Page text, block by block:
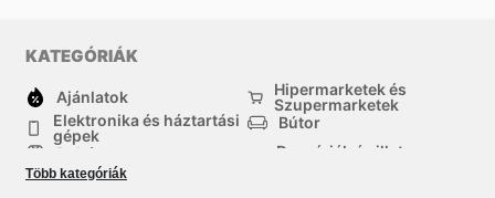
KATEGÓRIÁK
Ajánlatok
Hipermarketek és
Szupermarketek
Elektronika és háztartási
gépek
Bútor
Ruházat
Drogériák és illatszer-
háztartási cikkek
Több kategóriák